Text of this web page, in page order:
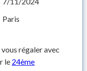
Paris
régaler avec
le 24ème